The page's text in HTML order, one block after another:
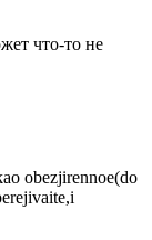
что-то не
obezjirennoe(do